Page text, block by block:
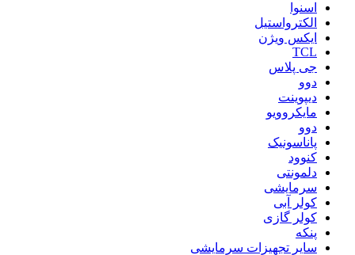
اسنوا
الکترواستیل
ایکس ویژن
TCL
جی پلاس
دوو
دیپوینت
مایکروویو
دوو
پاناسونیک
کنوود
دلمونتی
سرمایشی
کولر آبی
کولر گازی
پنکه
سایر تجهیزات سرمایشی